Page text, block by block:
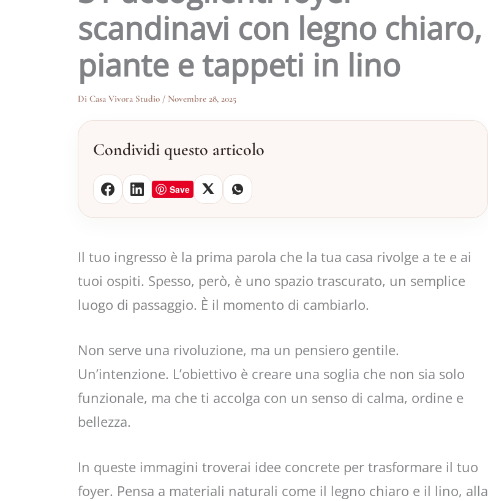
scandinavi con legno chiaro,
piante e tappeti in lino
Di Casa Vivora Studio / Novembre 28, 2025
Condividi questo articolo
Save
Il tuo ingresso è la prima parola che la tua casa rivolge a te e ai
tuoi ospiti. Spesso, però, è uno spazio trascurato, un semplice
luogo di passaggio. È il momento di cambiarlo.
Non serve una rivoluzione, ma un pensiero gentile.
Un’intenzione. L’obiettivo è creare una soglia che non sia solo
funzionale, ma che ti accolga con un senso di calma, ordine e
bellezza.
In queste immagini troverai idee concrete per trasformare il tuo
foyer. Pensa a materiali naturali come il legno chiaro e il lino, alla